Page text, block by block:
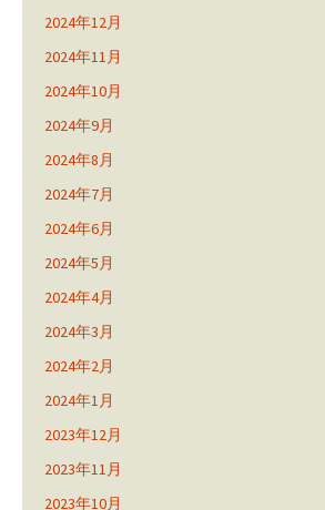
2024年12月
2024年11月
2024年10月
2024年9月
2024年8月
2024年7月
2024年6月
2024年5月
2024年4月
2024年3月
2024年2月
2024年1月
2023年12月
2023年11月
2023年10月